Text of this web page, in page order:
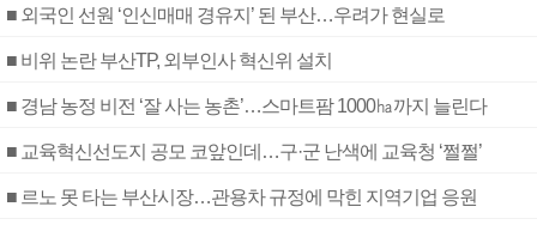
■ 외국인 선원 ‘인신매매 경유지’ 된 부산…우려가 현실로
■ 비위 논란 부산TP, 외부인사 혁신위 설치
■ 경남 농정 비전 ‘잘 사는 농촌’…스마트팜 1000㏊까지 늘린다
■ 교육혁신선도지 공모 코앞인데…구·군 난색에 교육청 ‘쩔쩔’
■ 르노 못 타는 부산시장…관용차 규정에 막힌 지역기업 응원